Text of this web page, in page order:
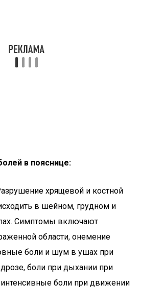
в пояснице:
хрящевой и костной
в шейном, грудном и
Симптомы включают
области, онемение
боли и шум в ушах при
боли при дыхании при
боли при движении